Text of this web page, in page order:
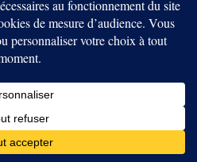
VALR attaque le projet
transfrontalière